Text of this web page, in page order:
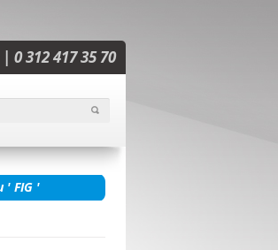
0 312 417 35 70
' FIG '